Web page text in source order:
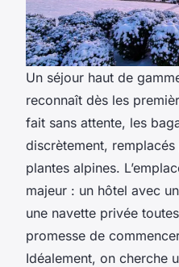
Un séjour haut de
reconnaît dès les
fait sans attente, les
discrètement,
plantes alpines.
majeur : un hôtel avec
une navette privée
promesse de
Idéalement, on cherche